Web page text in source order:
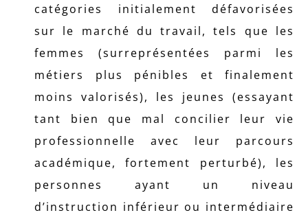
catégories initialement défavorisées
sur le marché du travail, tels que les
femmes (surreprésentées parmi les
métiers plus pénibles et finalement
moins valorisés), les jeunes (essayant
tant bien que mal concilier leur vie
professionnelle avec leur parcours
académique, fortement perturbé), les
personnes ayant un niveau
d’instruction inférieur ou intermédiaire